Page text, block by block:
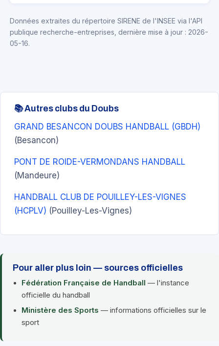
Données extraites du répertoire SIRENE de l'INSEE via l'API
publique recherche-entreprises, dernière mise à jour : 2026-
05-16.
📚 Autres clubs du Doubs
GRAND BESANCON DOUBS HANDBALL (GBDH)
(Besancon)
PONT DE ROIDE-VERMONDANS HANDBALL
(Mandeure)
HANDBALL CLUB DE POUILLEY-LES-VIGNES
(HCPLV) (Pouilley-Les-Vignes)
Pour aller plus loin — sources officielles
Fédération Française de Handball — l'instance
officielle du handball
Ministère des Sports — informations officielles sur le
sport